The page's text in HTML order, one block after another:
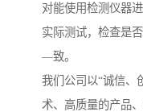
对能使用检测仪器
实际测试，检查是
—致。
我们公司以“诚信、
术、高质量的产品